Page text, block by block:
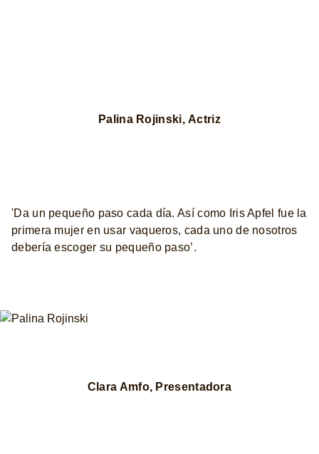
Palina Rojinski, Actriz
'Da un pequeño paso cada día. Así como Iris Apfel fue la
primera mujer en usar vaqueros, cada uno de nosotros
debería escoger su pequeño paso’.
Clara Amfo, Presentadora